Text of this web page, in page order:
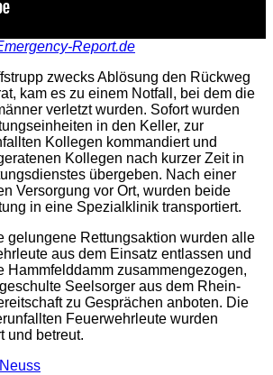
Report.de
zwecks Ablösung den Rückweg
kam es zu einem Notfall, bei dem die
verletzt wurden. Sofort wurden
in den Keller, zur
Kollegen kommandiert und
Kollegen nach kurzer Zeit in
übergeben. Nach einer
Versorgung vor Ort, wurden beide
in eine Spezialklinik transportiert.
gelungene Rettungsaktion wurden alle
aus dem Einsatz entlassen und
Hammfelddamm zusammengezogen,
Seelsorger aus dem Rhein-
zu Gesprächen anboten. Die
Feuerwehrleute wurden
und betreut.